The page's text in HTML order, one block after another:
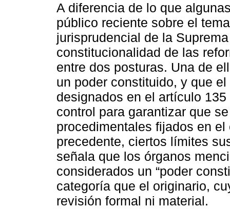
A diferencia de lo que
público reciente sobre el
jurisprudencial de la
constitucionalidad de las
entre dos posturas. Una de
un poder constituido, y que
designados en el artículo
control para garantizar que
procedimentales fijados en
precedente, ciertos límites
señala que los órganos
considerados un “poder
categoría que el originario,
revisión formal ni material.